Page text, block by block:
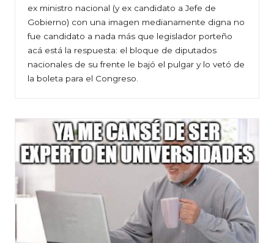
ex ministro nacional (y ex candidato a Jefe de
Gobierno) con una imagen medianamente digna no
fue candidato a nada más que legislador porteño
acá está la respuesta: el bloque de diputados
nacionales de su frente le bajó el pulgar y lo vetó de
la boleta para el Congreso.